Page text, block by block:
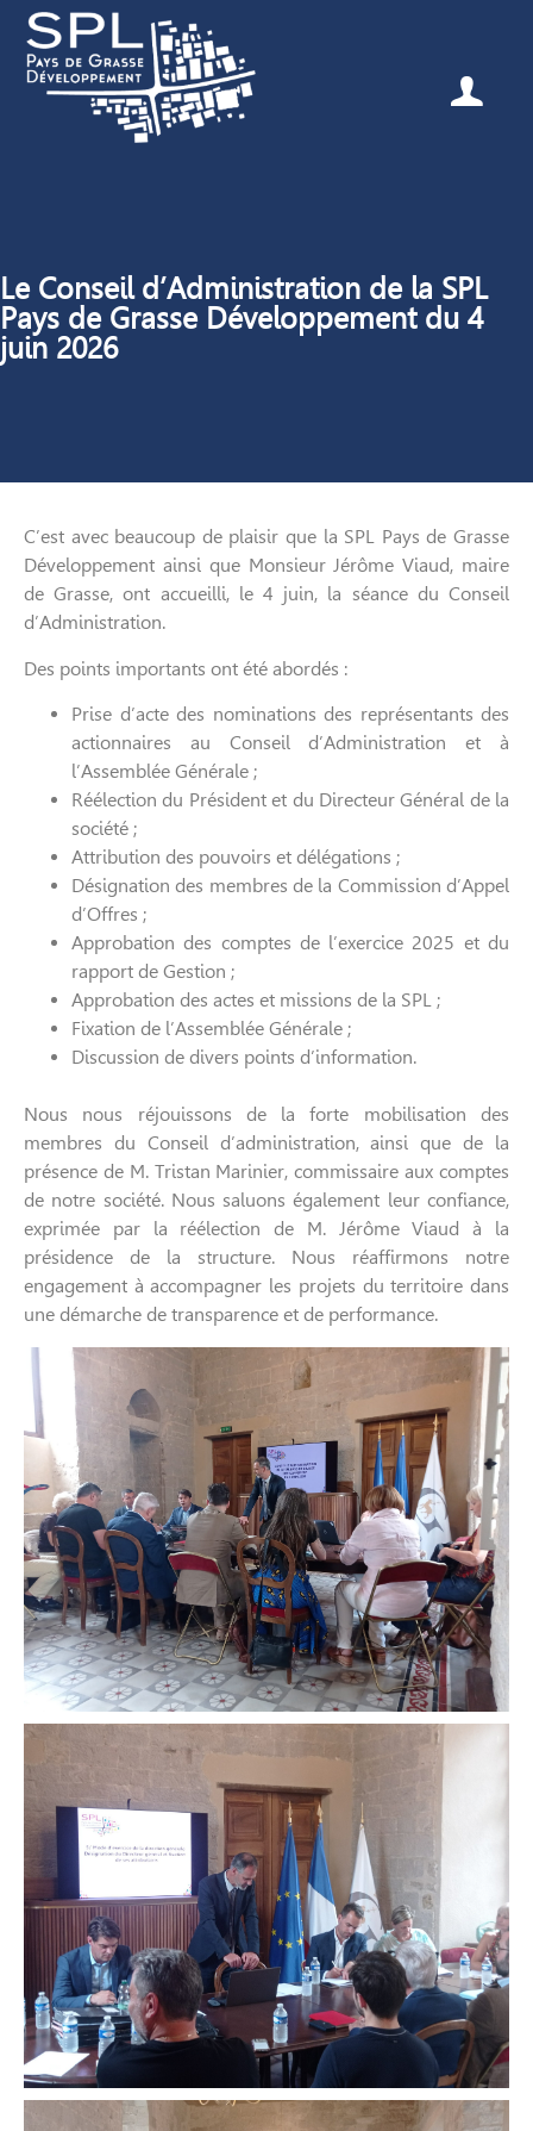
Le Conseil d’Administration de la SPL
Pays de Grasse Développement du 4
juin 2026
C’est avec beaucoup de plaisir que la SPL Pays de Grasse
Développement ainsi que Monsieur Jérôme Viaud, maire
de Grasse, ont accueilli, le 4 juin, la séance du Conseil
d’Administration.
Des points importants ont été abordés :
Prise d’acte des nominations des représentants des
actionnaires au Conseil d’Administration et à
l’Assemblée Générale ;
Réélection du Président et du Directeur Général de la
société ;
Attribution des pouvoirs et délégations ;
Désignation des membres de la Commission d’Appel
d’Offres ;
Approbation des comptes de l’exercice 2025 et du
rapport de Gestion ;
Approbation des actes et missions de la SPL ;
Fixation de l’Assemblée Générale ;
Discussion de divers points d’information.
Nous nous réjouissons de la forte mobilisation des
membres du Conseil d’administration, ainsi que de la
présence de M. Tristan Marinier, commissaire aux comptes
de notre société. Nous saluons également leur confiance,
exprimée par la réélection de M. Jérôme Viaud à la
présidence de la structure. Nous réaffirmons notre
engagement à accompagner les projets du territoire dans
une démarche de transparence et de performance.